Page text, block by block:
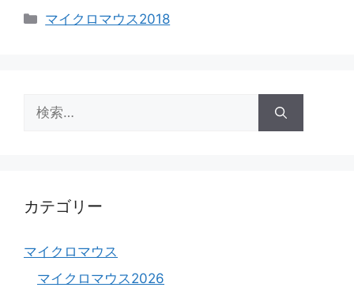
カ
マイクロマウス2018
索:
カテゴリー
マイクロマウス
マイクロマウス2026